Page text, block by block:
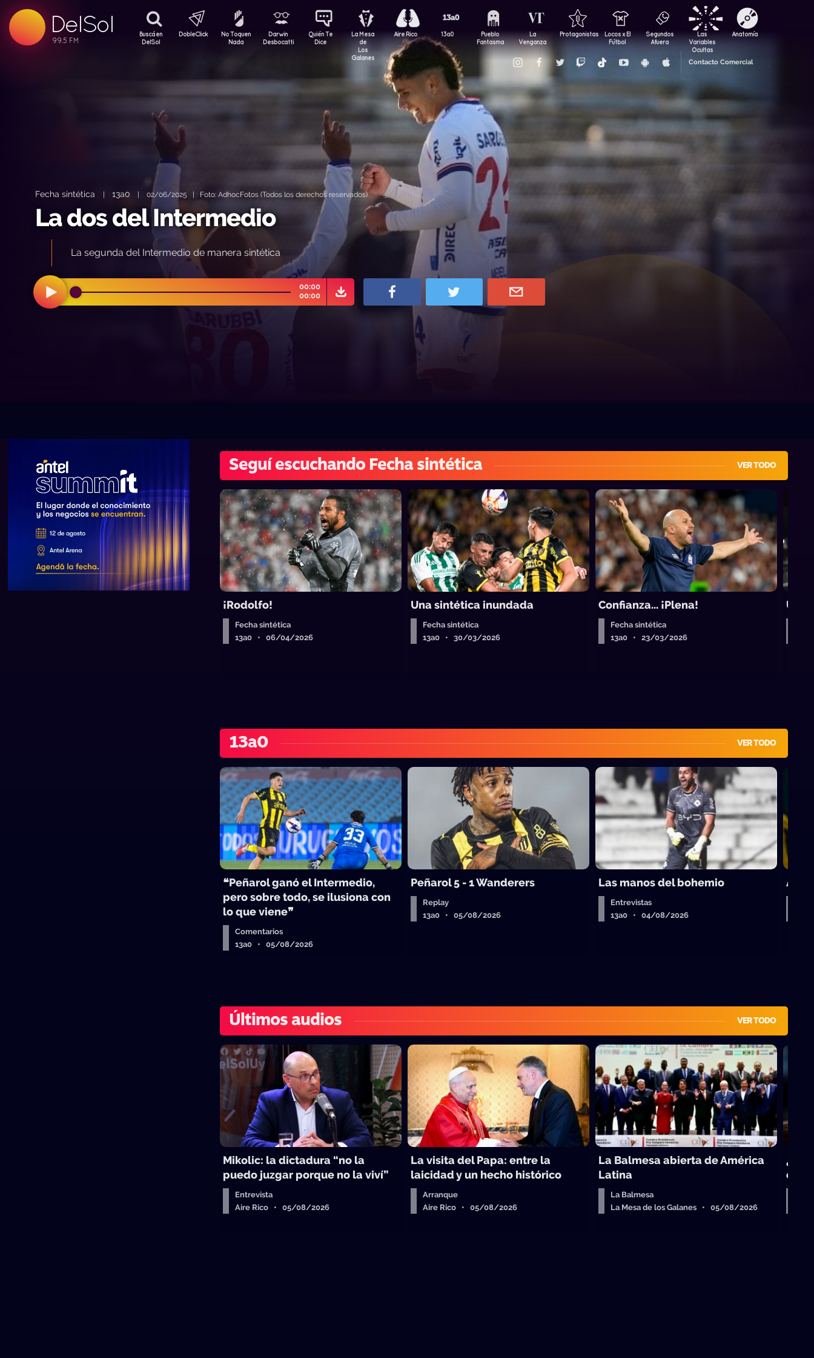
DelSol
99.5 FM
Buscá en
DelSol
DobleClick
No Toquen
Nada
Darwin
Desbocatti
Quién Te
Dice
La Mesa
de
Los
Galanes
Aire Rico 13a0
Pueblo
Fantasma
La
Venganza
Protagonistas
Locos x El
Fútbol
Segundos
Afuera
Las
Variables
Ocultas
Anatomía
Contacto Comercial
Fecha sintética | 13a0 | 02/06/2025 | Foto: AdhocFotos (Todos los derechos reservados)
La dos del Intermedio
La segunda del Intermedio de manera sintética
00:00
00:00
Seguí escuchando Fecha sintética VER TODO
¡Rodolfo!
Fecha sintética
13a0 • 06/04/2026
Una sintética inundada
Fecha sintética
13a0 • 30/03/2026
Confianza... ¡Plena!
Fecha sintética
13a0 • 23/03/2026
Una
13a0 VER TODO
❝Peñarol ganó el Intermedio,
pero sobre todo, se ilusiona con
lo que viene❞
Comentarios
13a0 • 05/08/2026
Peñarol 5 - 1 Wanderers
Replay
13a0 • 05/08/2026
Las manos del bohemio
Entrevistas
13a0 • 04/08/2026
A
Últimos audios VER TODO
Mikolic: la dictadura “no la
puedo juzgar porque no la viví”
Entrevista
Aire Rico • 05/08/2026
La visita del Papa: entre la
laicidad y un hecho histórico
Arranque
Aire Rico • 05/08/2026
La Balmesa abierta de América
Latina
La Balmesa
La Mesa de los Galanes • 05/08/2026